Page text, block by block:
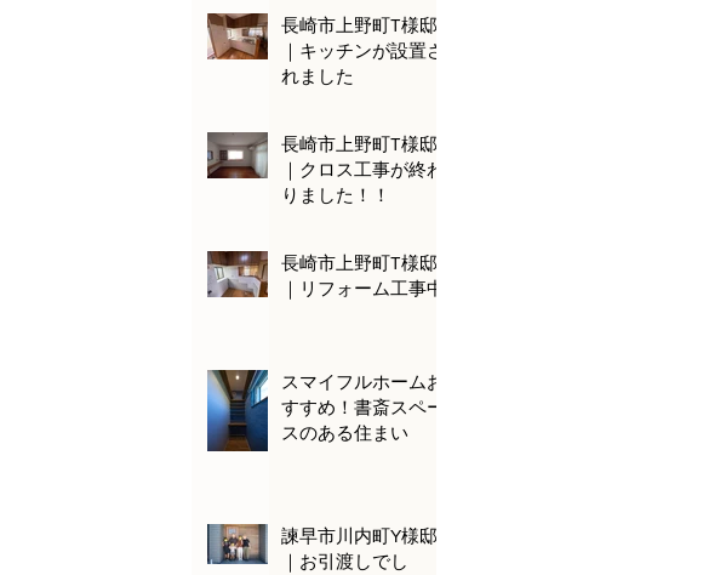
長崎市上野町T様邸
｜キッチンが設置さ
れました
長崎市上野町T様邸
｜クロス工事が終わ
りました！！
長崎市上野町T様邸
｜リフォーム工事中
スマイフルホームお
すすめ！書斎スペー
スのある住まい
諫早市川内町Y様邸
｜お引渡しでし